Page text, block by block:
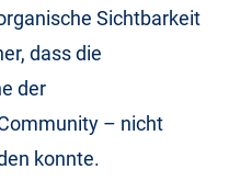
Sichtbarkeit
dass die
der
– nicht
konnte.